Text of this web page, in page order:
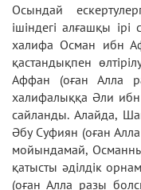
Осындай
ішіндегі алғашқы
халифа Осман ибн
қастандықпен
Аффан (оған Алла
халифалыққа Әли
сайланды. Алайда,
Әбу Суфиян (оған
мойындамай,
қатысты әділдік
(оған Алла разы